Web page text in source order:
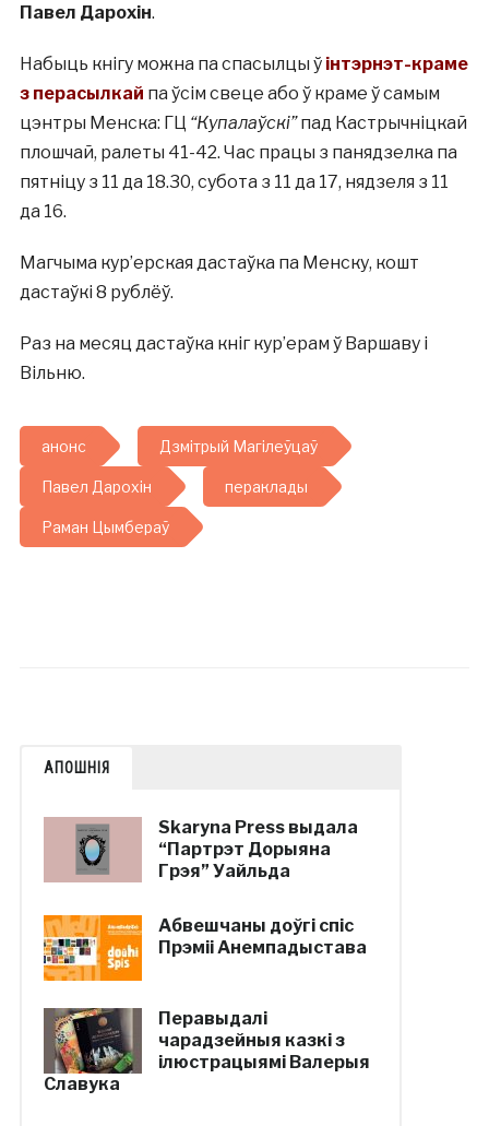
Павел Дарохін.
Набыць кнігу можна па спасылцы ў інтэрнэт-краме
з перасылкай па ўсім свеце або ў краме ў самым
цэнтры Менска: ГЦ “Купалаўскі”пад Кастрычніцкай
плошчай, ралеты 41-42. Час працы з панядзелка па
пятніцу з 11 да 18.30, субота з 11 да 17, нядзеля з 11
да 16.
Магчыма кур’ерская дастаўка па Менску, кошт
дастаўкі 8 рублёў.
Раз на месяц дастаўка кніг кур’ерам ў Варшаву і
Вільню.
анонс Дзмітрый Магілеўцаў
Павел Дарохін пераклады
Раман Цымбераў
АПОШНІЯ
Skaryna Press выдала
“Партрэт Дорыяна
Грэя” Уайльда
Абвешчаны доўгі спіс
Прэміі Анемпадыстава
Перавыдалі
чарадзейныя казкі з
ілюстрацыямі Валерыя
Славука